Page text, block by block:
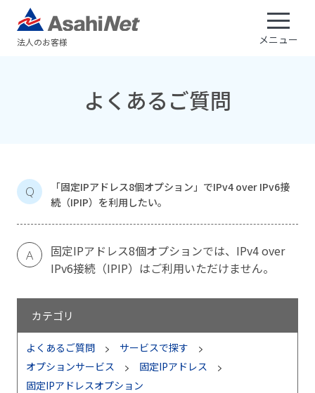
法人のお客様 メニュー
よくあるご質問
Q
「固定IPアドレス8個オプション」でIPv4 over IPv6接
続（IPIP）を利用したい。
A
固定IPアドレス8個オプションでは、IPv4 over
IPv6接続（IPIP）はご利用いただけません。
カテゴリ
よくあるご質問
サービスで探す
オプションサービス
固定IPアドレス
固定IPアドレスオプション